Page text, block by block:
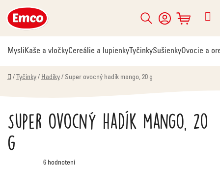
na
obsah
Hľadať
NÁKUPNÝ
KOŠÍK
MysliKaše a vločkyCereálie a lupienky TyčinkySušienkyOvocie a
Domov
/ Tyčinky / Hadíky / Super ovocný hadík mango, 20 g
Super ovocný hadík mango, 20
g
Priemerné
hodnotenie
6 hodnotení